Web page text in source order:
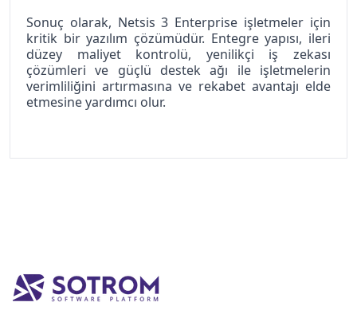
Sonuç olarak, Netsis 3 Enterprise işletmeler için
kritik bir yazılım çözümüdür. Entegre yapısı, ileri
düzey maliyet kontrolü, yenilikçi iş zekası
çözümleri ve güçlü destek ağı ile işletmelerin
verimliliğini artırmasına ve rekabet avantajı elde
etmesine yardımcı olur.